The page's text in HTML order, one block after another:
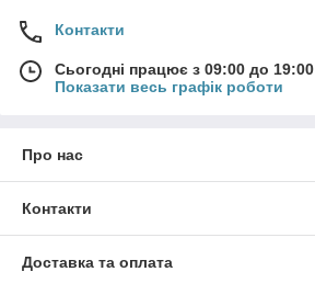
Контакти
Сьогодні працює з 09:00 до 19:00
Показати весь графік роботи
Про нас
Контакти
Доставка та оплата